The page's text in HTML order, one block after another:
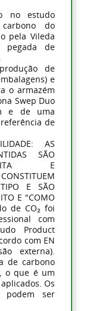
no estudo
do
pela Vileda
pegada de
de
e
o armazém
Swep Duo
e de uma
de
AS
SÃO
E
E SÃO
E "COMO
de CO₂ foi
com
Product
com EN
externa).
de carbono
o que é um
Os
podem ser